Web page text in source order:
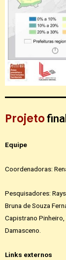
Projeto
Equipe
Coordenadoras:
Pesquisadores:
Bruna de Souza
Capistrano Pinheiro,
Damasceno.
Links externos